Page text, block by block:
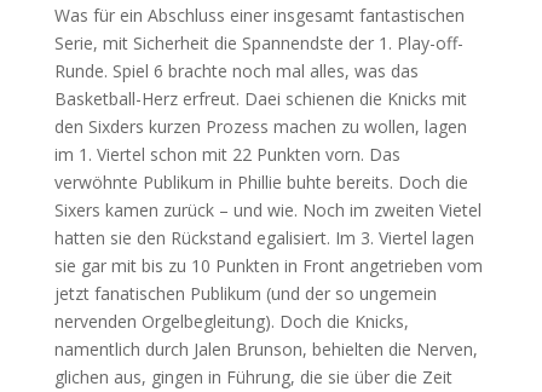
Was für ein Abschluss einer insgesamt fantastischen
Serie, mit Sicherheit die Spannendste der 1. Play-off-
Runde. Spiel 6 brachte noch mal alles, was das
Basketball-Herz erfreut. Daei schienen die Knicks mit
den Sixders kurzen Prozess machen zu wollen, lagen
im 1. Viertel schon mit 22 Punkten vorn. Das
verwöhnte Publikum in Phillie buhte bereits. Doch die
Sixers kamen zurück – und wie. Noch im zweiten Vietel
hatten sie den Rückstand egalisiert. Im 3. Viertel lagen
sie gar mit bis zu 10 Punkten in Front angetrieben vom
jetzt fanatischen Publikum (und der so ungemein
nervenden Orgelbegleitung). Doch die Knicks,
namentlich durch Jalen Brunson, behielten die Nerven,
glichen aus, gingen in Führung, die sie über die Zeit